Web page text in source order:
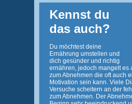
Kennst du
das auch?
Du möchtest deine
Ernährung umstellen und
dich gesünder und richtig
ernähren, jedoch mangelt es
zum Abnehmen die oft auch
Motivation sein kann. Viele
Versuche scheitern an der
zum Abnehmen. Der